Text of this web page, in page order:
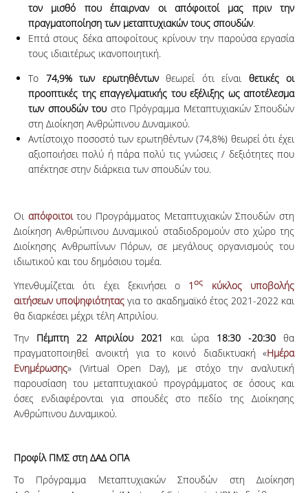
τον μισθό που έπαιρναν οι απόφοιτοί μας πριν την
πραγματοποίηση των μεταπτυχιακών τους σπουδών.
Επτά στους δέκα αποφοίτους κρίνουν την παρούσα εργασία
τους ιδιαιτέρως ικανοποιητική.
Το 74,9% των ερωτηθέντωνθεωρεί ότι είναι θετικές οι
προοπτικές της επαγγελματικής του εξέλιξης ως αποτέλεσμα
των σπουδών του στο Πρόγραμμα Μεταπτυχιακών Σπουδών
στη Διοίκηση Ανθρώπινου Δυναμικού.
Αντίστοιχο ποσοστό των ερωτηθέντων (74,8%) θεωρεί ότι έχει
αξιοποιήσει πολύ ή πάρα πολύ τις γνώσεις / δεξιότητες που
απέκτησε στην διάρκεια των σπουδών του.
Οι απόφοιτοιτου Προγράμματος Μεταπτυχιακών Σπουδών στη
Διοίκηση Ανθρώπινου Δυναμικού σταδιοδρομούν στο χώρο της
Διοίκησης Ανθρωπίνων Πόρων, σε μεγάλους οργανισμούς του
ιδιωτικού και του δημόσιου τομέα.
Υπενθυμίζεται ότι έχει ξεκινήσει ο 1ος
κύκλος υποβολής
αιτήσεων υποψηφιότητας για το ακαδημαϊκό έτος 2021-2022 και
θα διαρκέσει μέχρι τέλη Απριλίου.
Την Πέμπτη 22 Απριλίου 2021 και ώρα 18:30 -20:30 θα
πραγματοποιηθεί ανοικτή για το κοινό διαδικτυακή «Ημέρα
Ενημέρωσης» (Virtual Open Day), με στόχο την αναλυτική
παρουσίαση του μεταπτυχιακού προγράμματος σε όσους και
όσες ενδιαφέρονται για σπουδές στο πεδίο της Διοίκησης
Ανθρώπινου Δυναμικού.
Προφίλ ΠΜΣ στη ΔΑΔ ΟΠΑ
Το Πρόγραμμα Μεταπτυχιακών Σπουδών στη Διοίκηση